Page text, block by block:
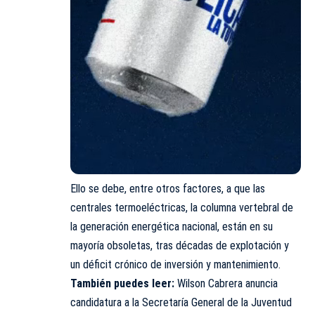
Ello se debe, entre otros factores, a que las
centrales termoeléctricas, la columna vertebral de
la generación energética nacional, están en su
mayoría obsoletas, tras décadas de explotación y
un déficit crónico de inversión y mantenimiento.
También puedes leer: Wilson Cabrera anuncia
candidatura a la Secretaría General de la Juventud